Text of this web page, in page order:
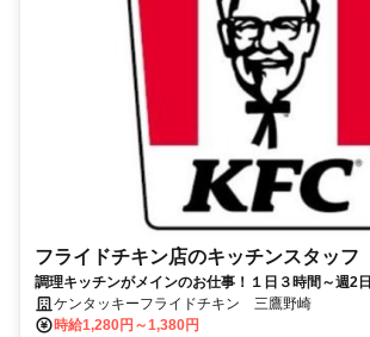
フライドチキン店のキッチンスタッフ
調理キッチンがメインのお仕事！１日３時間～週2
すい環境です！
ケンタッキーフライドチキン 三鷹野崎
時給1,280円～1,380円